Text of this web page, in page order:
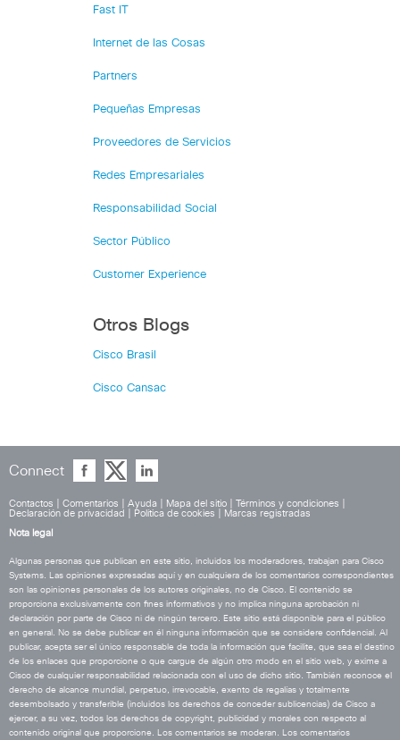
Fast IT
Internet de las Cosas
Partners
Pequeñas Empresas
Proveedores de Servicios
Redes Empresariales
Responsabilidad Social
Sector Público
Customer Experience
Otros Blogs
Cisco Brasil
Cisco Cansac
Connect
Contactos Comentarios Ayuda Mapa del sitio Términos y condiciones
Declaración de privacidad
Política de cookies
Marcas registradas
Nota legal
Algunas personas que publican en este sitio, incluidos los moderadores, trabajan para Cisco
Systems. Las opiniones expresadas aquí y en cualquiera de los comentarios correspondientes
son las opiniones personales de los autores originales, no de Cisco. El contenido se
proporciona exclusivamente con fines informativos y no implica ninguna aprobación ni
declaración por parte de Cisco ni de ningún tercero. Este sitio está disponible para el público
en general. No se debe publicar en él ninguna información que se considere confidencial. Al
publicar, acepta ser el único responsable de toda la información que facilite, que sea el destino
de los enlaces que proporcione o que cargue de algún otro modo en el sitio web, y exime a
Cisco de cualquier responsabilidad relacionada con el uso de dicho sitio. También reconoce el
derecho de alcance mundial, perpetuo, irrevocable, exento de regalías y totalmente
desembolsado y transferible (incluidos los derechos de conceder sublicencias) de Cisco a
ejercer, a su vez, todos los derechos de copyright, publicidad y morales con respecto al
contenido original que proporcione. Los comentarios se moderan. Los comentarios